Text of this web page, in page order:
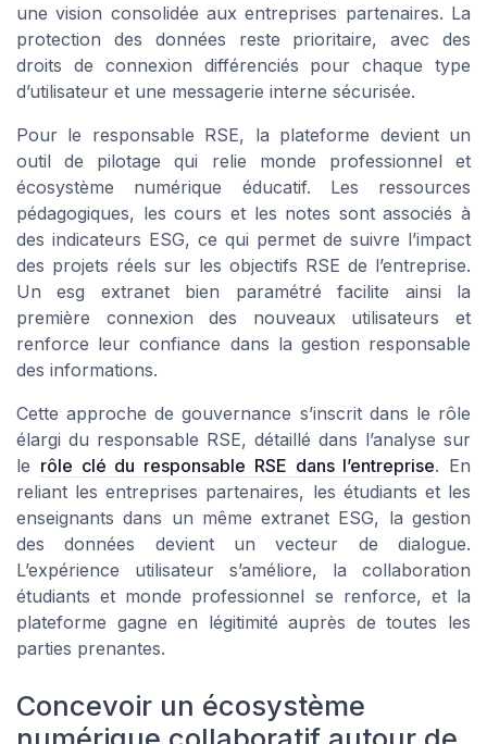
une vision consolidée aux entreprises partenaires. La
protection des données reste prioritaire, avec des
droits de connexion différenciés pour chaque type
d’utilisateur et une messagerie interne sécurisée.
Pour le responsable RSE, la plateforme devient un
outil de pilotage qui relie monde professionnel et
écosystème numérique éducatif. Les ressources
pédagogiques, les cours et les notes sont associés à
des indicateurs ESG, ce qui permet de suivre l’impact
des projets réels sur les objectifs RSE de l’entreprise.
Un esg extranet bien paramétré facilite ainsi la
première connexion des nouveaux utilisateurs et
renforce leur confiance dans la gestion responsable
des informations.
Cette approche de gouvernance s’inscrit dans le rôle
élargi du responsable RSE, détaillé dans l’analyse sur
le rôle clé du responsable RSE dans l’entreprise. En
reliant les entreprises partenaires, les étudiants et les
enseignants dans un même extranet ESG, la gestion
des données devient un vecteur de dialogue.
L’expérience utilisateur s’améliore, la collaboration
étudiants et monde professionnel se renforce, et la
plateforme gagne en légitimité auprès de toutes les
parties prenantes.
Concevoir un écosystème